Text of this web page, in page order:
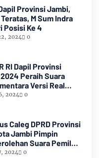
Provinsi Jambi,
M Sum Indra
Posisi Ke 4
2024 0
RI Dapil Provinsi
Peraih Suara
Versi Real
2024 0
Caleg DPRD Provinsi
Jambi Pimpin
Suara Pemilu
2024 0